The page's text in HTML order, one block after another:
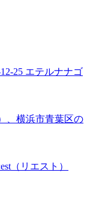
25 エテルナナゴ
、横浜市青葉区の